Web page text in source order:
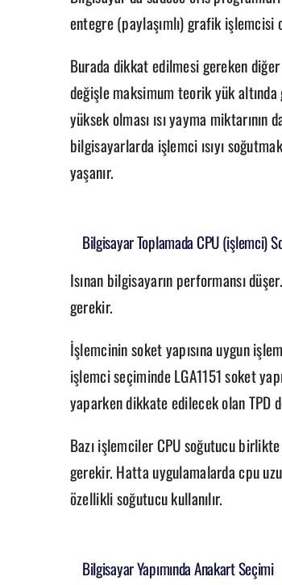
entegre (paylaşımlı) grafik işlemcisi
Burada dikkat edilmesi gereken
değişle maksimum teorik yük
yüksek olması ısı yayma miktarının
bilgisayarlarda işlemci ısıyı
yaşanır.
Bilgisayar Toplamada CPU (işlemci)
Isınan bilgisayarın performansı
gerekir.
İşlemcinin soket yapısına uygun
işlemci seçiminde LGA1151 soket
yaparken dikkate edilecek olan TPD
Bazı işlemciler CPU soğutucu
gerekir. Hatta uygulamalarda cpu
özellikli soğutucu kullanılır.
Bilgisayar Yapımında Anakart Seçimi